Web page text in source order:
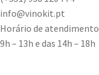
info@vinokit.pt
Horário de atendimento
9h – 13h e das 14h – 18h